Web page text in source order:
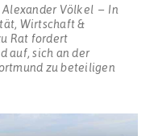
Alexander Völkel
In
, Wirtschaft &
Rat fordert
auf, sich an der
zu beteiligen